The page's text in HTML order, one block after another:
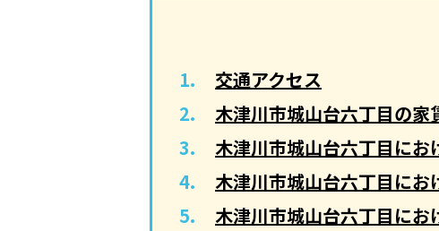
交通アクセス
木津川市城山台六丁目の家
木津川市城山台六丁目に
木津川市城山台六丁目に
木津川市城山台六丁目に